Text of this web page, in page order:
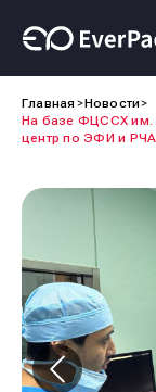
Главная
Новости
На базе ФЦССХ им.
центр по ЭФИ и РЧА